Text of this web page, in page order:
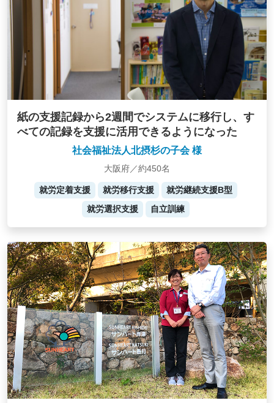
紙の支援記録から2週間でシステムに移行し、す
べての記録を支援に活用できるようになった
社会福祉法人北摂杉の子会 様
大阪府／約450名
就労定着支援 就労移行支援
就労継続支援B型
就労選択支援
自立訓練